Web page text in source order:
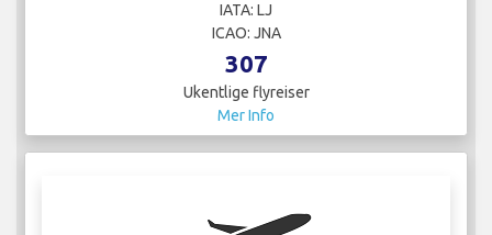
IATA: LJ
ICAO: JNA
307
Ukentlige flyreiser
Mer Info